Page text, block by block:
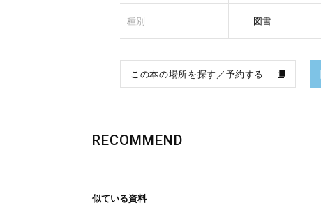
種別 図書
この本の場所を探す／予約する
RECOMMEND
似ている資料